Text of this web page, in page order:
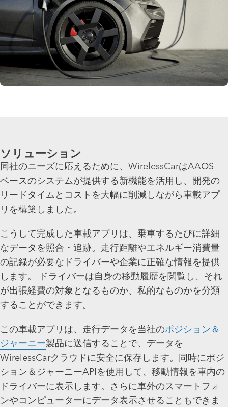
ソリューション
同社のニーズに応えるために、WirelessCarはAAOS
ベースのシステムが提供する新機能を活用し、開発の
リードタイムとコストを大幅に削減しながら車載アプ
リを構築しました。
こうして完成した車載アプリは、乗車するたびに詳細
なデータを照合・追跡。走行距離やエネルギー消費量
の記録が必要なドライバーや企業に正確な情報を提供
します。 ドライバーは自身の移動履歴を閲覧し、それ
が出張経費の対象となるものか、私的なものかを分類
することができます。
この車載アプリは、走行データを当社のポジション＆
ジャーニー製品に送信することで、データを
WirelessCarクラウドに安全に保存します。同時にポジ
ション＆ジャーニーAPIを使用して、移動情報を車内の
ドライバーに表示します。さらに車外のスマートフォ
ンやコンピューターにデータ表示させることもできま